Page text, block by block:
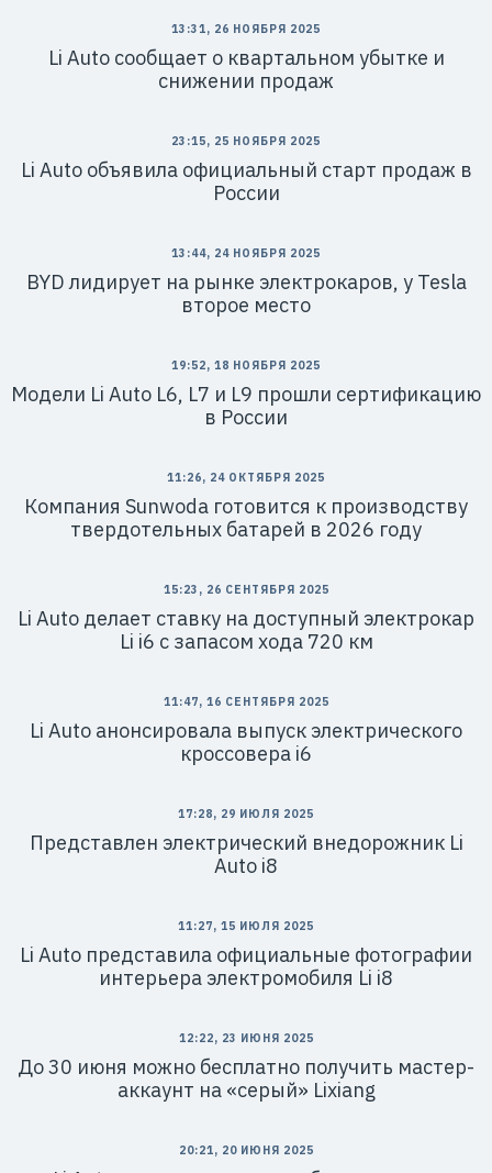
13:31, 26 НОЯБРЯ 2025
Li Auto сообщает о квартальном убытке и
снижении продаж
23:15, 25 НОЯБРЯ 2025
Li Auto объявила официальный старт продаж в
России
13:44, 24 НОЯБРЯ 2025
BYD лидирует на рынке электрокаров, у Tesla
второе место
19:52, 18 НОЯБРЯ 2025
Модели Li Auto L6, L7 и L9 прошли сертификацию
в России
11:26, 24 ОКТЯБРЯ 2025
Компания Sunwoda готовится к производству
твердотельных батарей в 2026 году
15:23, 26 СЕНТЯБРЯ 2025
Li Auto делает ставку на доступный электрокар
Li i6 с запасом хода 720 км
11:47, 16 СЕНТЯБРЯ 2025
Li Auto анонсировала выпуск электрического
кроссовера i6
17:28, 29 ИЮЛЯ 2025
Представлен электрический внедорожник Li
Auto i8
11:27, 15 ИЮЛЯ 2025
Li Auto представила официальные фотографии
интерьера электромобиля Li i8
12:22, 23 ИЮНЯ 2025
До 30 июня можно бесплатно получить мастер-
аккаунт на «серый» Lixiang
20:21, 20 ИЮНЯ 2025